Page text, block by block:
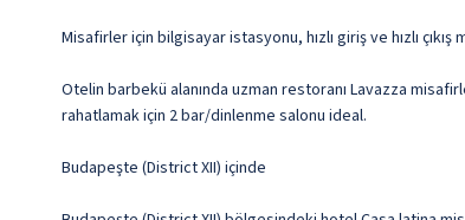
Misafirler için bilgisayar istasyonu, hızlı giriş ve hızlı
Otelin barbekü alanında uzman restoranı Lavazza
rahatlamak için 2 bar/dinlenme salonu ideal.
Budapeşte (District XII) içinde